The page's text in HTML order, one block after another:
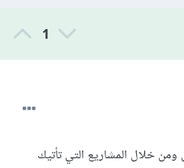
1
خلال المشاريع التي تأتيك